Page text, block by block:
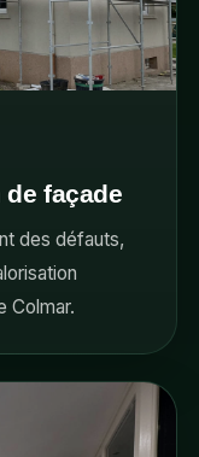
façade
des défauts,
Colmar.